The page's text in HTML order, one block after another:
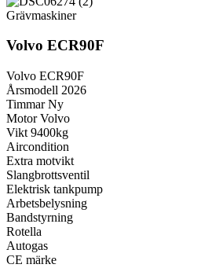
Grävmaskiner
Volvo ECR90F
Volvo ECR90F
Årsmodell 2026
Timmar Ny
Motor Volvo
Vikt 9400kg
Aircondition
Extra motvikt
Slangbrottsventil
Elektrisk tankpump
Arbetsbelysning
Bandstyrning
Rotella
Autogas
CE märke